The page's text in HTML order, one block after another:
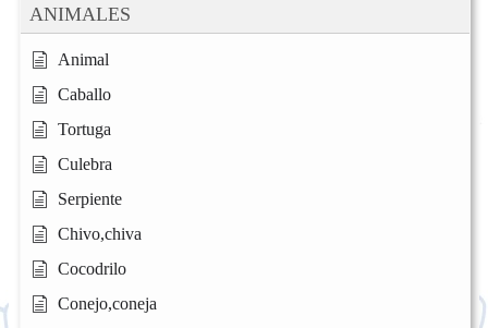
ANIMALES
Animal
Caballo
Tortuga
Culebra
Serpiente
Chivo,chiva
Cocodrilo
Conejo,coneja